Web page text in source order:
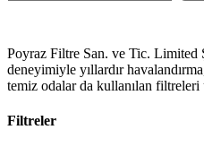
Poyraz Filtre San. ve Tic. Limited
deneyimiyle yıllardır
temiz odalar da kullanılan filtreleri
Filtreler